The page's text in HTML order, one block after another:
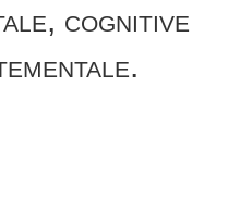
cognitive